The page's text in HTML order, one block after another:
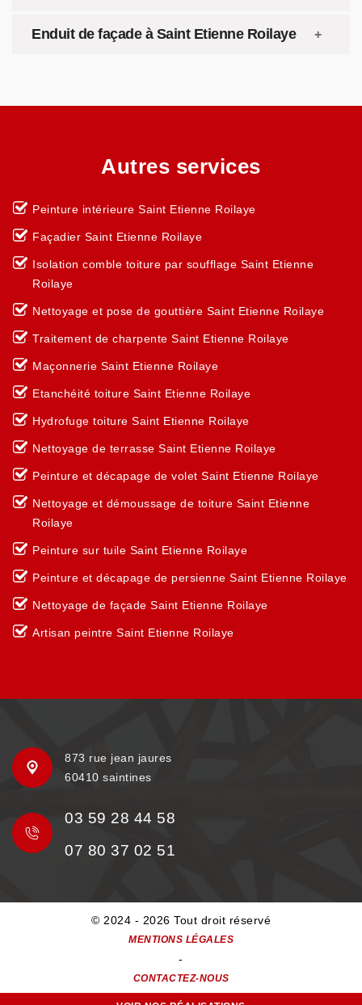
Enduit de façade à Saint Etienne Roilaye
Autres services
Peinture intérieure Saint Etienne Roilaye
Façadier Saint Etienne Roilaye
Isolation comble toiture par soufflage Saint Etienne
Roilaye
Nettoyage et pose de gouttière Saint Etienne Roilaye
Traitement de charpente Saint Etienne Roilaye
Maçonnerie Saint Etienne Roilaye
Etanchéité toiture Saint Etienne Roilaye
Hydrofuge toiture Saint Etienne Roilaye
Nettoyage de terrasse Saint Etienne Roilaye
Peinture et décapage de volet Saint Etienne Roilaye
Nettoyage et démoussage de toiture Saint Etienne
Roilaye
Peinture sur tuile Saint Etienne Roilaye
Peinture et décapage de persienne Saint Etienne Roilaye
Nettoyage de façade Saint Etienne Roilaye
Artisan peintre Saint Etienne Roilaye
873 rue jean jaures
60410 saintines
03 59 28 44 58
07 80 37 02 51
© 2024 - 2026 Tout droit réservé
MENTIONS LÉGALES
-
CONTACTEZ-NOUS